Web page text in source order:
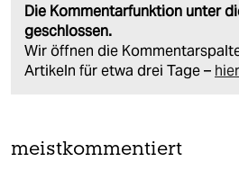
Die Kommentarfunktion unter
geschlossen.
Wir öffnen die
Artikeln für etwa drei Tage –
meistkommentiert